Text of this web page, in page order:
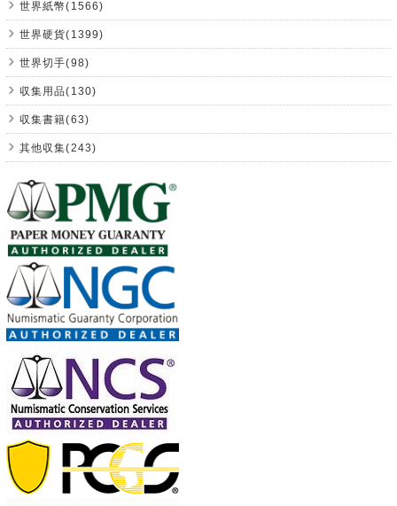
世界紙幣(1566)
世界硬貨(1399)
世界切手(98)
収集用品(130)
収集書籍(63)
其他収集(243)